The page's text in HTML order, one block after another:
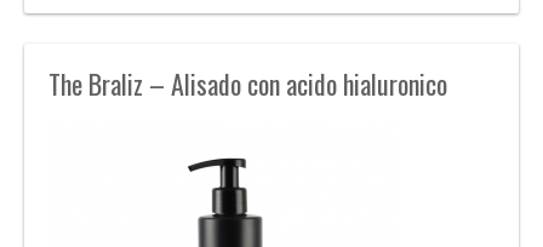
The Braliz – Alisado con acido hialuronico